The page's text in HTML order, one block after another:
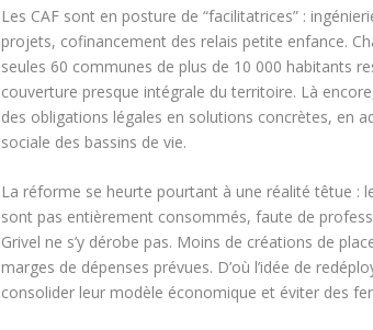
Les CAF sont en posture de “facilitatrices” :
projets, cofinancement des relais petite enfance.
seules 60 communes de plus de 10 000 habitants
couverture presque intégrale du territoire. Là
des obligations légales en solutions concrètes, en
sociale des bassins de vie.
La réforme se heurte pourtant à une réalité têtue :
sont pas entièrement consommés, faute de
Grivel ne s’y dérobe pas. Moins de créations de
marges de dépenses prévues. D’où l’idée de
consolider leur modèle économique et éviter des